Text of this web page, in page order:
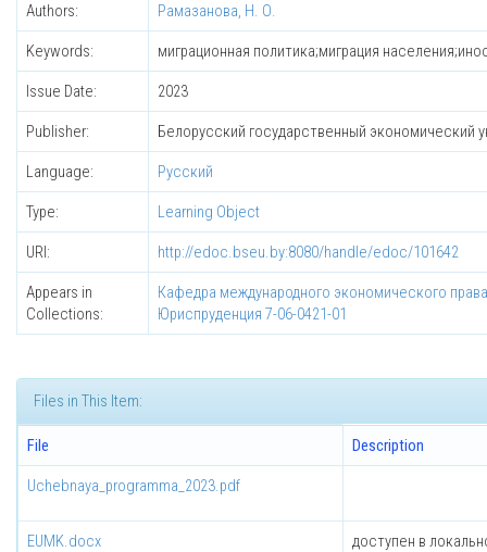
Authors: Рамазанова, Н. О.
Keywords: миграционная политика;миграция
Issue Date: 2023
Publisher: Белорусский государственный экономический
Language: Русский
Type: Learning Object
URI: http://edoc.bseu.by:8080/handle/edoc/101642
Appears in
Collections:
Кафедра международного экономического права
Юриспруденция 7-06-0421-01
Files in This Item:
File Description
Uchebnaya_programma_2023.pdf
EUMK.docx доступен в